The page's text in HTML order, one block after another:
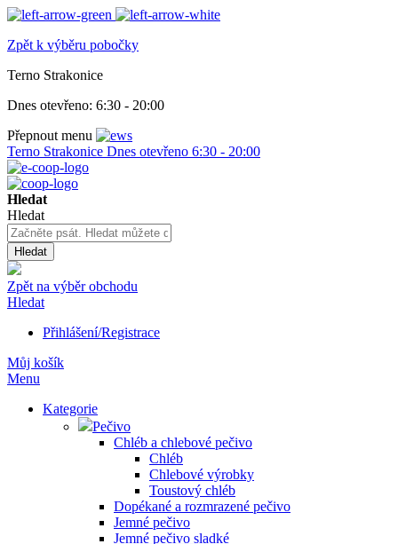
Zpět k výběru pobočky
Terno Strakonice
Dnes otevřeno: 6:30 - 20:00
Přepnout menu
Terno Strakonice Dnes otevřeno 6:30 - 20:00
Hledat
Hledat
Hledat
Zpět na výběr obchodu
Hledat
Přihlášení/Registrace
Můj košík
Menu
Kategorie
Pečivo
Chléb a chlebové pečivo
Chléb
Chlebové výrobky
Toustový chléb
Dopékané a rozmrazené pečivo
Jemné pečivo
Jemné pečivo sladké